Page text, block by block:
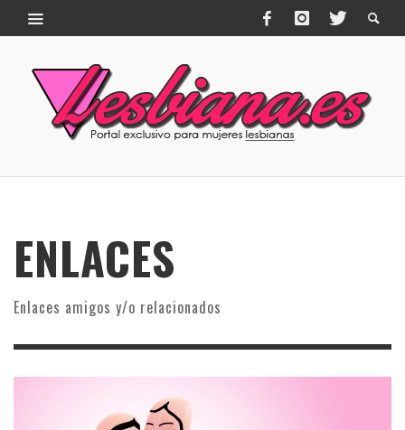
ENLACES
Enlaces amigos y/o relacionados